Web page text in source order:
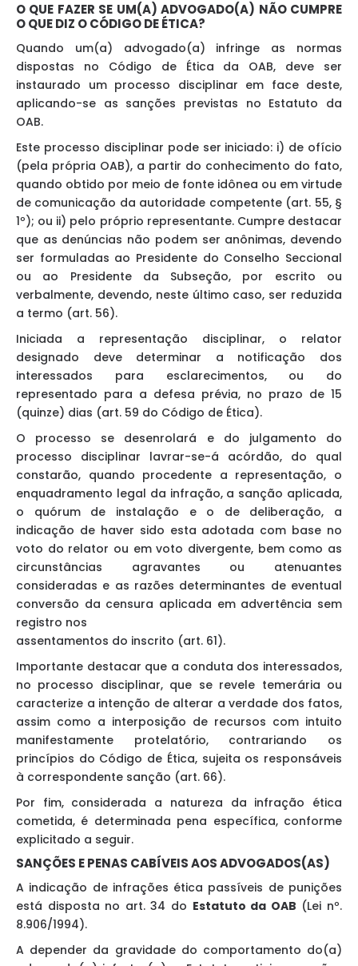
O QUE FAZER SE UM(A) ADVOGADO(A) NÃO CUMPRE
O QUE DIZ O CÓDIGO DE ÉTICA?
Quando um(a) advogado(a) infringe as normas
dispostas no Código de Ética da OAB, deve ser
instaurado um processo disciplinar em face deste,
aplicando-se as sanções previstas no Estatuto da
OAB.
Este processo disciplinar pode ser iniciado: i) de ofício
(pela própria OAB), a partir do conhecimento do fato,
quando obtido por meio de fonte idônea ou em virtude
de comunicação da autoridade competente (art. 55, §
1º); ou ii) pelo próprio representante. Cumpre destacar
que as denúncias não podem ser anônimas, devendo
ser formuladas ao Presidente do Conselho Seccional
ou ao Presidente da Subseção, por escrito ou
verbalmente, devendo, neste último caso, ser reduzida
a termo (art. 56).
Iniciada a representação disciplinar, o relator
designado deve determinar a notificação dos
interessados para esclarecimentos, ou do
representado para a defesa prévia, no prazo de 15
(quinze) dias (art. 59 do Código de Ética).
O processo se desenrolará e do julgamento do
processo disciplinar lavrar-se-á acórdão, do qual
constarão, quando procedente a representação, o
enquadramento legal da infração, a sanção aplicada,
o quórum de instalação e o de deliberação, a
indicação de haver sido esta adotada com base no
voto do relator ou em voto divergente, bem como as
circunstâncias agravantes ou atenuantes
consideradas e as razões determinantes de eventual
conversão da censura aplicada em advertência sem
registro nos
assentamentos do inscrito (art. 61).
Importante destacar que a conduta dos interessados,
no processo disciplinar, que se revele temerária ou
caracterize a intenção de alterar a verdade dos fatos,
assim como a interposição de recursos com intuito
manifestamente protelatório, contrariando os
princípios do Código de Ética, sujeita os responsáveis
à correspondente sanção (art. 66).
Por fim, considerada a natureza da infração ética
cometida, é determinada pena específica, conforme
explicitado a seguir.
SANÇÕES E PENAS CABÍVEIS AOS ADVOGADOS(AS)
A indicação de infrações ética passíveis de punições
está disposta no art. 34 do Estatuto da OAB (Lei nº.
8.906/1994).
A depender da gravidade do comportamento do(a)